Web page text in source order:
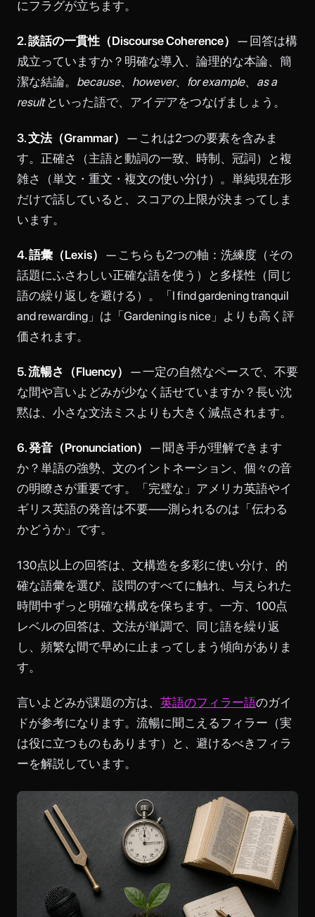
にフラグが立ちます。
2. 談話の一貫性（Discourse Coherence）
— 回答は構
成立っていますか？明確な導入、論理的な本論、簡
潔な結論。 because、 however、 for example、 as a
resultといった語で、アイデアをつなげましょう。
3. 文法（Grammar）
— これは2つの要素を含みま
す。正確さ（主語と動詞の一致、時制、冠詞）と複
雑さ（単文・重文・複文の使い分け）。単純現在形
だけで話していると、スコアの上限が決まってしま
います。
4. 語彙（Lexis）
— こちらも2つの軸：洗練度（その
話題にふさわしい正確な語を使う）と多様性（同じ
語の繰り返しを避ける）。「I find gardening tranquil
and rewarding」は「Gardening is nice」よりも高く評
価されます。
5. 流暢さ（Fluency）
— 一定の自然なペースで、不要
な間や言いよどみが少なく話せていますか？長い沈
黙は、小さな文法ミスよりも大きく減点されます。
6. 発音（Pronunciation）
— 聞き手が理解できます
か？単語の強勢、文のイントネーション、個々の音
の明瞭さが重要です。「完璧な」アメリカ英語やイ
ギリス英語の発音は不要——測られるのは「伝わる
かどうか」です。
130点以上の回答は、文構造を多彩に使い分け、的
確な語彙を選び、設問のすべてに触れ、与えられた
時間中ずっと明確な構成を保ちます。一方、100点
レベルの回答は、文法が単調で、同じ語を繰り返
し、頻繁な間で早めに止まってしまう傾向がありま
す。
言いよどみが課題の方は、 英語のフィラー語のガイ
ドが参考になります。流暢に聞こえるフィラー（実
は役に立つものもあります）と、避けるべきフィラ
ーを解説しています。